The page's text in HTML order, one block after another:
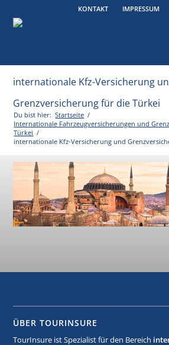
KONTAKT IMPRESSUM
internationale Kfz-Versicherung
Grenzversicherung für die Türkei
Du bist hier: Startseite /
Internationale Fahrzeugversicherungen und
Türkei /
internationale Kfz-Versicherung und
ÜBER TOURINSURE
TourInsure ist Spezialist für den Bereich